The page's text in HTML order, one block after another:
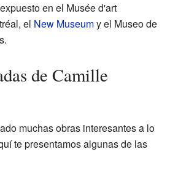
en el Musée d'art
el New Museumy el Museo de
de Camille
muchas obras interesantes a lo
te presentamos algunas de las